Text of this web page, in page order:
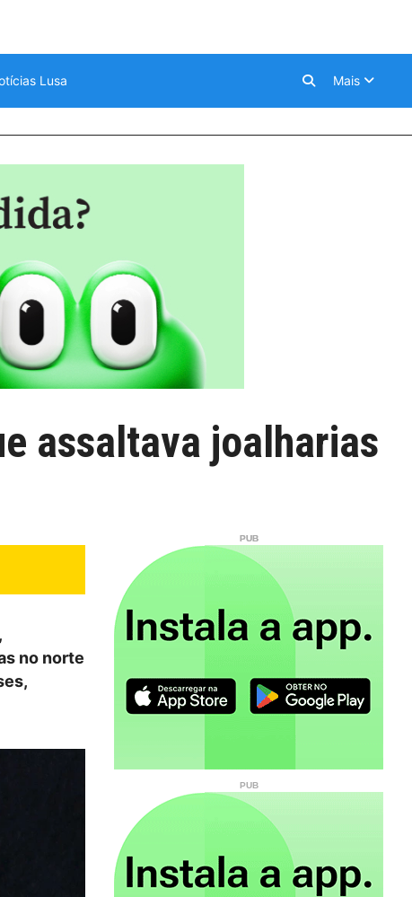
Lusa Mais
assaltava joalharias
no norte